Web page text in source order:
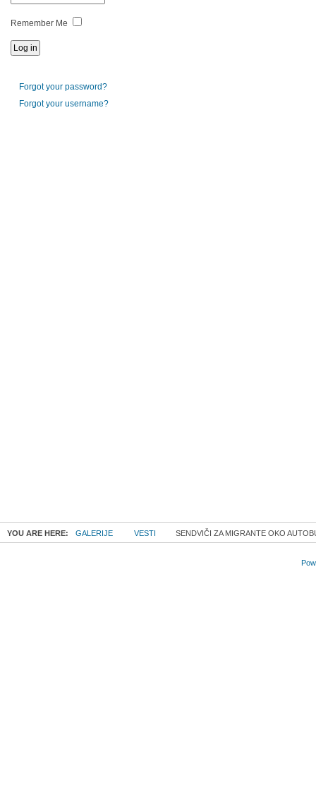
Remember Me
Forgot your password?
Forgot your username?
YOU ARE HERE: GALERIJE VESTI SENDVIČI ZA MIGRANTE OKO